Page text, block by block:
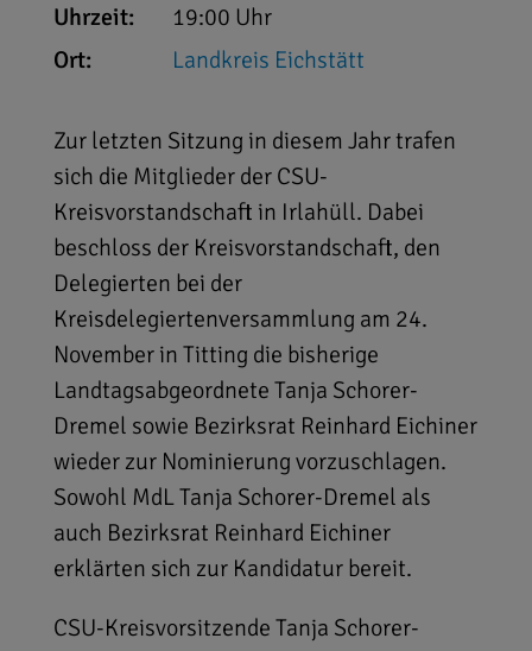
Uhrzeit:
19:00 Uhr
Ort:
Landkreis Eichstätt
Zur letzten Sitzung in diesem Jahr trafen
sich die Mitglieder der CSU-
Kreisvorstandschaft in Irlahüll. Dabei
beschloss der Kreisvorstandschaft, den
Delegierten bei der
Kreisdelegiertenversammlung am 24.
November in Titting die bisherige
Landtagsabgeordnete Tanja Schorer-
Dremel sowie Bezirksrat Reinhard Eichiner
wieder zur Nominierung vorzuschlagen.
Sowohl MdL Tanja Schorer-Dremel als
auch Bezirksrat Reinhard Eichiner
erklärten sich zur Kandidatur bereit.
CSU-Kreisvorsitzende Tanja Schorer-